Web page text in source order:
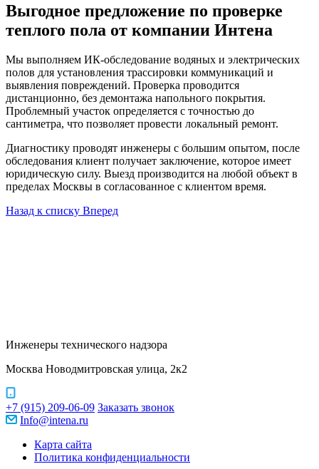
Выгодное предложение по проверке
теплого пола от компании Интена
Мы выполняем ИК-обследование водяных и электрических
полов для установления трассировки коммуникаций и
выявления повреждений. Проверка проводится
дистанционно, без демонтажа напольного покрытия.
Проблемный участок определяется с точностью до
сантиметра, что позволяет провести локальный ремонт.
Диагностику проводят инженеры с большим опытом, после
обследования клиент получает заключение, которое имеет
юридическую силу. Выезд производится на любой объект в
пределах Москвы в согласованное с клиентом время.
Назад к списку Вперед
Инженеры технического надзора
Москва Новодмитровская улица, 2к2
+7 (915) 209-06-09 Заказать звонок
Info@intena.ru
Карта сайта
Политика конфиденциальности